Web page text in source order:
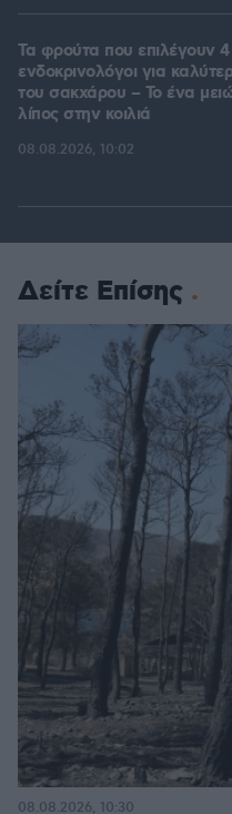
Τα φρούτα που επιλέγουν 4
ενδοκρινολόγοι για
του σακχάρου – Το ένα
λίπος στην κοιλιά
08.08.2026, 10:02
Δείτε Επίσης
08.08.2026, 10:30